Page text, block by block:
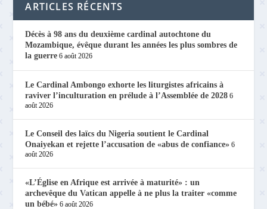
ARTICLES RÉCENTS
Décès à 98 ans du deuxième cardinal autochtone du
Mozambique, évêque durant les années les plus sombres de
la guerre 6 août 2026
Le Cardinal Ambongo exhorte les liturgistes africains à
raviver l’inculturation en prélude à l’Assemblée de 2028 6
août 2026
Le Conseil des laïcs du Nigeria soutient le Cardinal
Onaiyekan et rejette l’accusation de «abus de confiance» 6
août 2026
«L’Église en Afrique est arrivée à maturité» : un
archevêque du Vatican appelle à ne plus la traiter «comme
un bébé» 6 août 2026